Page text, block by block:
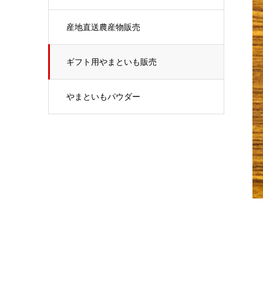
産地直送農産物販売
ギフト用やまといも販売
やまといもパウダー